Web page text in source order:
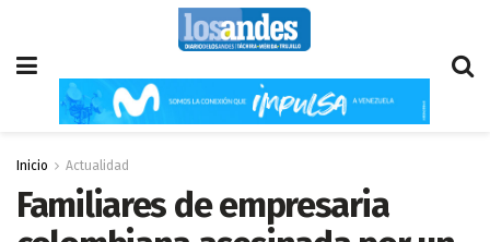
Inicio Actualidad
Familiares de empresaria